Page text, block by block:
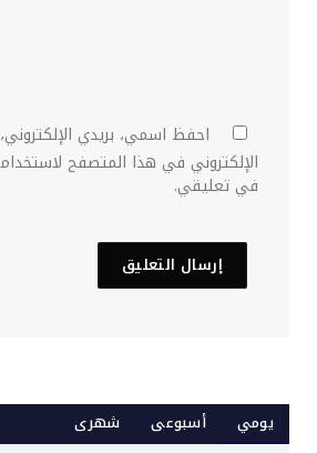
احفظ اسمي، بريدي
الإلكتروني في هذا المتصفح
في تعليقي.
يومي أسبوعى شهرى